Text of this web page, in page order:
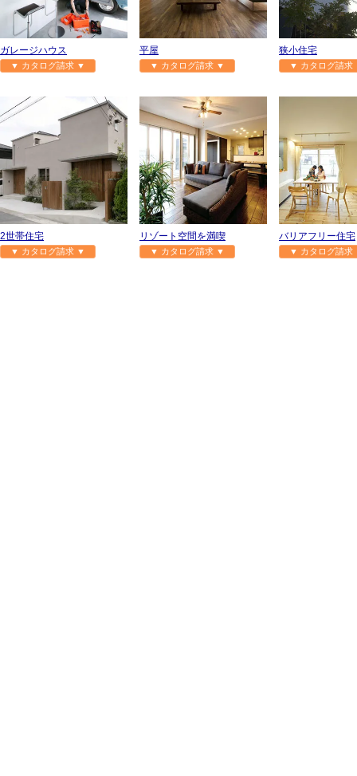
ガレージハウス
▼ カタログ請求 ▼
平屋
▼ カタログ請求 ▼
狭小住宅
▼ カタログ請
2世帯住宅
▼ カタログ請求 ▼
リゾート空間を満喫
▼ カタログ請求 ▼
バリアフリー住宅
▼ カタログ請